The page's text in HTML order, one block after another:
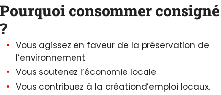
Pourquoi consommer consigné
?
Vous agissez en faveur de la préservation de
l’environnement
Vous soutenez l’économie locale
Vous contribuez à la créationd’emploi locaux.